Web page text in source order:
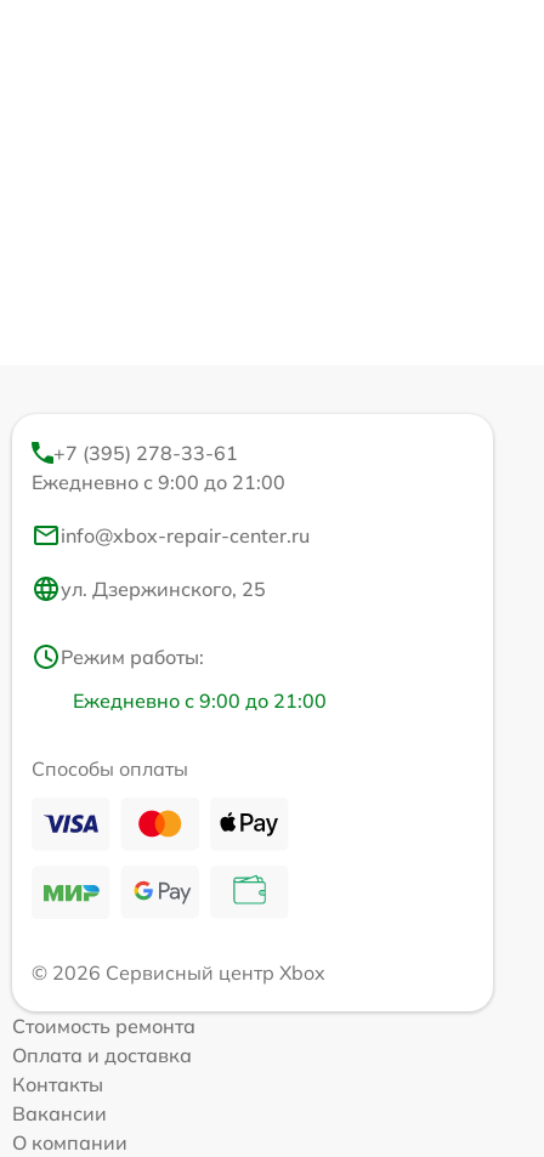
+7 (395) 278-33-61
Ежедневно с 9:00 до 21:00
info@xbox-repair-center.ru
ул. Дзержинского, 25
Режим работы:
Ежедневно с 9:00 до 21:00
Способы оплаты
© 2026 Сервисный центр Xbox
Стоимость ремонта
Оплата и доставка
Контакты
Вакансии
О компании